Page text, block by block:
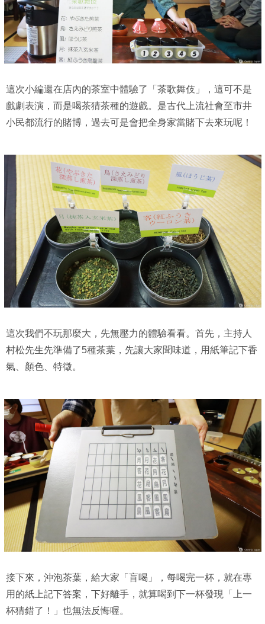
這次小編還在店內的茶室中體驗了「茶歌舞伎」，這可不是
戲劇表演，而是喝茶猜茶種的遊戲。是古代上流社會至市井
小民都流行的賭博，過去可是會把全身家當賭下去來玩呢！
這次我們不玩那麼大，先無壓力的體驗看看。首先，主持人
村松先生先準備了5種茶葉，先讓大家聞味道，用紙筆記下香
氣、顏色、特徵。
接下來，沖泡茶葉，給大家「盲喝」，每喝完一杯，就在專
用的紙上記下答案，下好離手，就算喝到下一杯發現「上一
杯猜錯了！」也無法反悔喔。